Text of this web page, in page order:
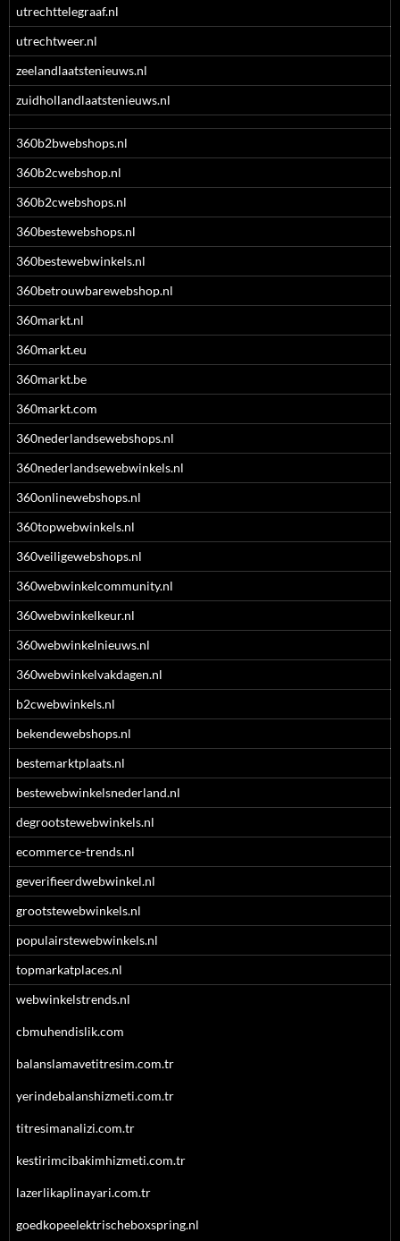
utrechttelegraaf.nl
utrechtweer.nl
zeelandlaatstenieuws.nl
zuidhollandlaatstenieuws.nl
360b2bwebshops.nl
360b2cwebshop.nl
360b2cwebshops.nl
360bestewebshops.nl
360bestewebwinkels.nl
360betrouwbarewebshop.nl
360markt.nl
360markt.eu
360markt.be
360markt.com
360nederlandsewebshops.nl
360nederlandsewebwinkels.nl
360onlinewebshops.nl
360topwebwinkels.nl
360veiligewebshops.nl
360webwinkelcommunity.nl
360webwinkelkeur.nl
360webwinkelnieuws.nl
360webwinkelvakdagen.nl
b2cwebwinkels.nl
bekendewebshops.nl
bestemarktplaats.nl
bestewebwinkelsnederland.nl
degrootstewebwinkels.nl
ecommerce-trends.nl
geverifieerdwebwinkel.nl
grootstewebwinkels.nl
populairstewebwinkels.nl
topmarkatplaces.nl
webwinkelstrends.nl
cbmuhendislik.com
balanslamavetitresim.com.tr
yerindebalanshizmeti.com.tr
titresimanalizi.com.tr
kestirimcibakimhizmeti.com.tr
lazerlikaplinayari.com.tr
goedkopeelektrischeboxspring.nl